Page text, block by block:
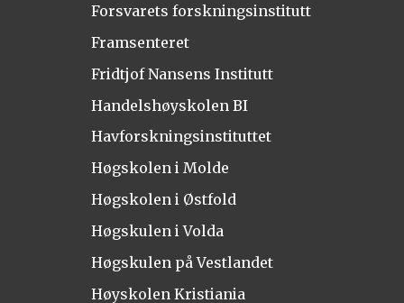
Forsvarets forskningsinstitutt
Framsenteret
Fridtjof Nansens Institutt
Handelshøyskolen BI
Havforskningsinstituttet
Høgskolen i Molde
Høgskolen i Østfold
Høgskulen i Volda
Høgskulen på Vestlandet
Høyskolen Kristiania